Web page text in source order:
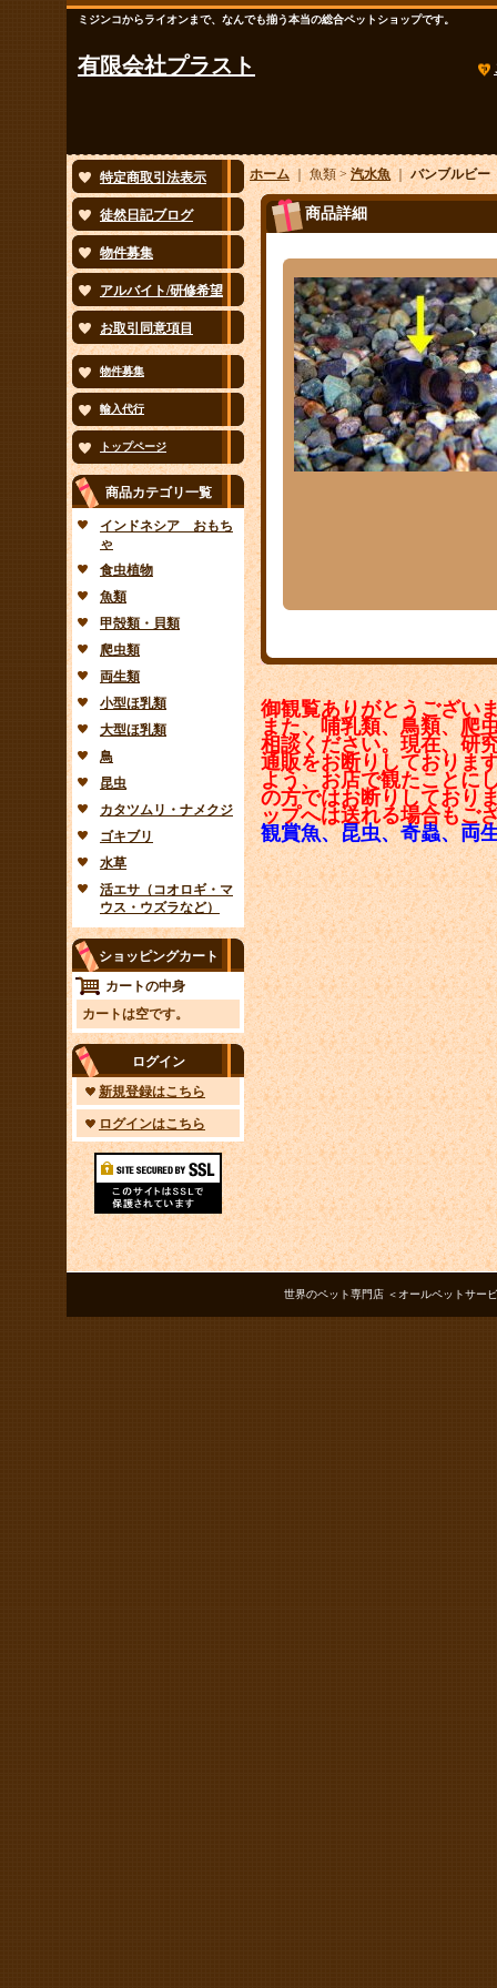
ミジンコからライオンまで、なんでも揃う本当の総合ペットショップです。
有限会社プラスト
特定商取引法表示
徒然日記ブログ
物件募集
アルバイト/研修希望
お取引同意項目
物件募集
輸入代行
トップページ
商品カテゴリ一覧
インドネシア おもち
ゃ
食虫植物
魚類
甲殻類・貝類
爬虫類
両生類
小型ほ乳類
大型ほ乳類
鳥
昆虫
カタツムリ・ナメクジ
ゴキブリ
水草
活エサ（コオロギ・マ
ウス・ウズラなど）
ショッピングカート
カートの中身
カートは空です。
ログイン
新規登録はこちら
ログインはこちら
ホーム｜ 魚類 >汽水魚｜バンブルビ
商品詳細
御観覧ありがとうござい
また、哺乳類、鳥類、爬
相談ください。現在、研
通販をお断りしておりま
よう、お店で観たことに
の方ではお断りしており
ップへは送れる場合もご
観賞魚、昆虫、奇蟲、両
世界のペット専門店 ＜オールペットサー